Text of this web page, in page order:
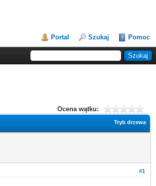
Portal Szukaj Pomoc
Ocena wątku:
Tryb drzewa
#1